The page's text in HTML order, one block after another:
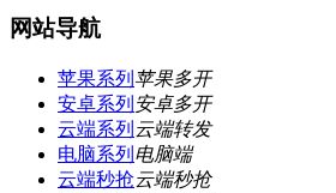
网站导航
苹果系列 苹果多开
安卓系列 安卓多开
云端系列 云端转发
电脑系列 电脑端
云端秒抢云端秒抢